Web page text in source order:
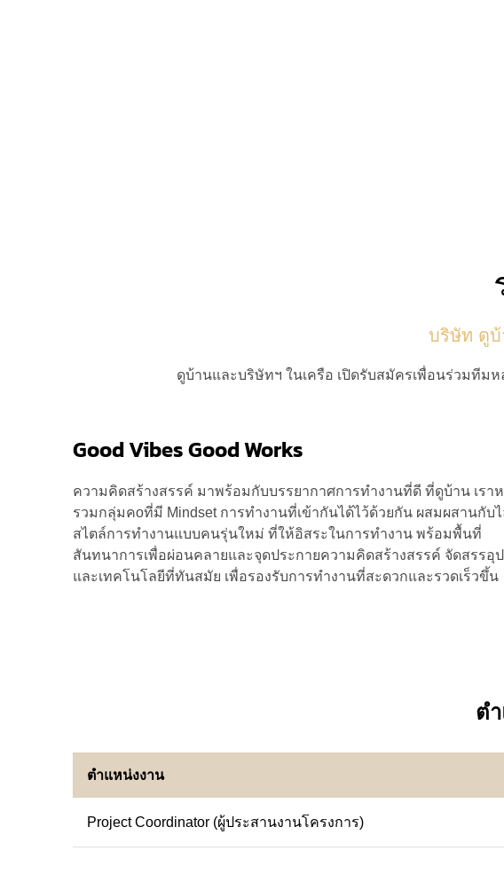
บริษัท ดูบ้
ดูบ้านและบริษัทฯ ในเครือ เปิดรับสมัครเพื่อนร่วมทีม
Good Vibes Good Works
ความคิดสร้างสรรค์ มาพร้อมกับบรรยากาศการทำงานที่ดี ที่ดูบ้าน เรา
รวมกลุ่มคoที่มี Mindset การทำงานที่เข้ากันได้ไว้ด้วยกัน ผสมผสานกับ
สไตล์การทำงานแบบคนรุ่นใหม่ ที่ให้อิสระในการทำงาน พร้อมพื้นที่
สันทนาการเพื่อผ่อนคลายและจุดประกายความคิดสร้างสรรค์ จัดสรรอุ
และเทคโนโลยีที่ทันสมัย เพื่อรองรับการทำงานที่สะดวกและรวดเร็วขึ้น
ต
ตำแหน่งงาน
Project Coordinator (ผู้ประสานงานโครงการ)